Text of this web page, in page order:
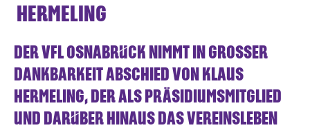
HERMELING
DER VFL OSNABRÜCK NIMMT IN GROSSER D
ANKBARKEIT ABSCHIED VON KLAUS H
ERMELING, DER ALS PRÄSIDIUMSMITGLIED U
ND DARÜBER HINAUS DAS VEREINSLEBEN D